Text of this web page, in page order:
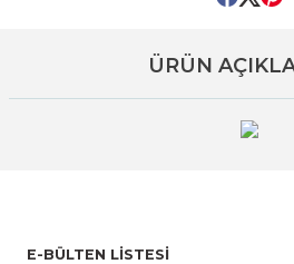
ÜRÜN
E-BÜLTEN LİSTESİ